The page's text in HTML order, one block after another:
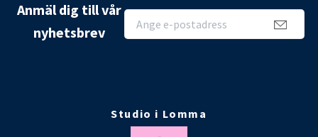
Anmäl dig till vår
nyhetsbrev
Studio i Lomma